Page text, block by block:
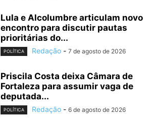
Lula e Alcolumbre articulam novo
encontro para discutir pautas
prioritárias do...
POLÍTICA Redação - 7 de agosto de 2026
Priscila Costa deixa Câmara de
Fortaleza para assumir vaga de
deputada...
POLÍTICA Redação - 6 de agosto de 2026